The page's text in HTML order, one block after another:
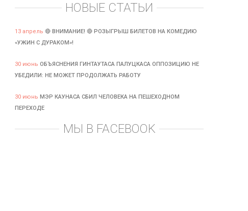
НОВЫЕ СТАТЬИ
13 апрель 🔴 ВНИМАНИЕ! 🔴 РОЗЫГРЫШ БИЛЕТОВ НА КОМЕДИЮ
«УЖИН С ДУРАКОМ»!
30 июнь ОБЪЯСНЕНИЯ ГИНТАУТАСА ПАЛУЦКАСА ОППОЗИЦИЮ НЕ
УБЕДИЛИ: НЕ МОЖЕТ ПРОДОЛЖАТЬ РАБОТУ
30 июнь МЭР КАУНАСА СБИЛ ЧЕЛОВЕКА НА ПЕШЕХОДНОМ
ПЕРЕХОДЕ
МЫ В FACEBOOK